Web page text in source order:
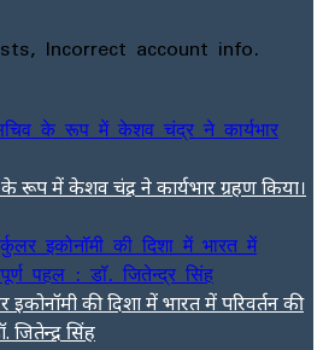
Incorrect account info.
रूप में केशव चंद्र ने कार्यभार ग्रहण किया।
की दिशा में भारत में परिवर्तन की
सिंह